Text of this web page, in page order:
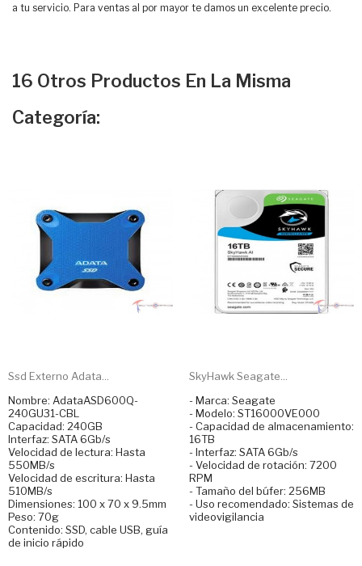
a tu servicio. Para ventas al por mayor te damos un excelente precio.
16 Otros Productos En La Misma
Categoría:
Ssd Externo Adata...
Nombre: AdataASD600Q-
240GU31-CBL
Capacidad: 240GB
Interfaz: SATA 6Gb/s
Velocidad de lectura: Hasta
550MB/s
Velocidad de escritura: Hasta
510MB/s
Dimensiones: 100 x 70 x 9.5mm
Peso: 70g
Contenido: SSD, cable USB, guía
de inicio rápido
SkyHawk Seagate...
- Marca: Seagate
- Modelo: ST16000VE000
- Capacidad de almacenamiento:
16TB
- Interfaz: SATA 6Gb/s
- Velocidad de rotación: 7200
RPM
- Tamaño del búfer: 256MB
- Uso recomendado: Sistemas de
videovigilancia